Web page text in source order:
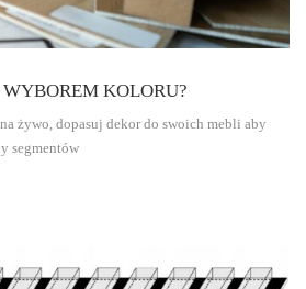
KOLORU?
żywo, dopasuj dekor do swoich mebli aby
segmentów